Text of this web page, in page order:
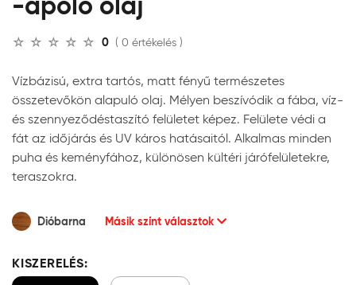
0 ( 0 értékelés )
Vízbázisú, extra tartós, matt fényű természetes
összetevőkön alapuló olaj. Mélyen beszívódik a fába, víz-
és szennyeződéstaszító felületet képez. Felülete védi a
fát az időjárás és UV káros hatásaitól. Alkalmas minden
puha és keményfához, különösen kültéri járófelületekre,
teraszokra.
Dióbarna Másik színt választok
KISZERELÉS: